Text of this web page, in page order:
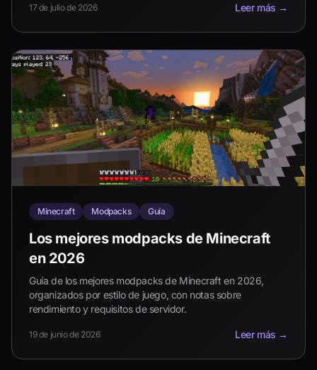
17 de julio de 2026 Leer más →
Minecraft Modpacks Guía
Los mejores modpacks de Minecraft
en 2026
Guía de los mejores modpacks de Minecraft en 2026,
organizados por estilo de juego, con notas sobre
rendimiento y requisitos de servidor.
19 de junio de 2026 Leer más →